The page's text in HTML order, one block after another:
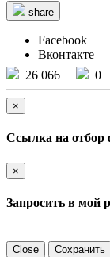
share
Facebook
Вконтакте
26 066
×
Ссылка на отбор
×
Запросить в мой
Close Сохранить